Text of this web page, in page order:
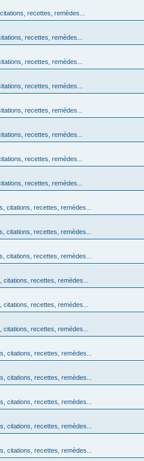
recettes, remèdes...
recettes, remèdes...
recettes, remèdes...
recettes, remèdes...
recettes, remèdes...
recettes, remèdes...
recettes, remèdes...
recettes, remèdes...
citations, recettes, remèdes...
citations, recettes, remèdes...
citations, recettes, remèdes...
recettes, remèdes...
recettes, remèdes...
recettes, remèdes...
citations, recettes, remèdes...
citations, recettes, remèdes...
citations, recettes, remèdes...
citations, recettes, remèdes...
citations, recettes, remèdes...